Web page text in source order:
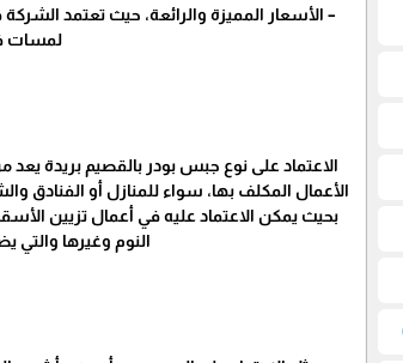
– الأسعار المميزة والرائعة، حيث تعتمد
لمسات
الاعتماد على نوع جبس بودر بالقصيم بريدة
الأعمال المكلف بها، سواء للمنازل أو الفنادق
بحيث يمكن الاعتماد عليه في أعمال تزيين
النوم وغيرها والتي